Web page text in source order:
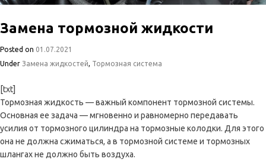
Замена тормозной жидкости
Posted on 01.07.2021
Under Замена жидкостей, Тормозная система
[txt]
Тормозная жидкость — важный компонент тормозной системы.
Основная ее задача — мгновенно и равномерно передавать
усилия от тормозного цилиндра на тормозные колодки. Для этого
она не должна сжиматься, а в тормозной системе и тормозных
шлангах не должно быть воздуха.